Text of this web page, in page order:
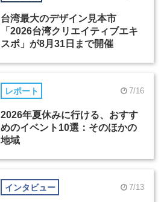
台湾最大のデザイン見本市
「2026台湾クリエイティブエキ
スポ」が8月31日まで開催
レポート 7/16
2026年夏休みに行ける、おすす
めのイベント10選：そのほかの
地域
インタビュー 7/13